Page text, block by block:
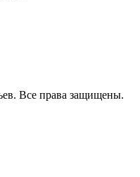
Все права защищены.